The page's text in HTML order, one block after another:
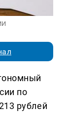
по
рублей